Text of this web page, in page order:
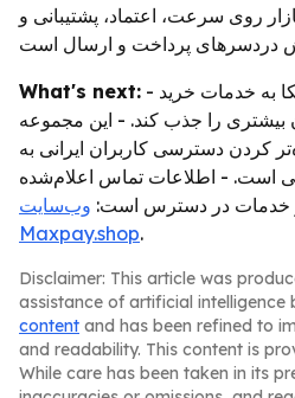
روی سرعت، اعتماد، پشتیبانی و
What's next: - مکس پیمنت انتظار دارد با اتکا به خدمات خرید
بیشتری را جذب کند. - این مجموعه
کردن دسترسی کاربران ایرانی به
است. - اطلاعات تماس اعلام‌شده
خدمات در دسترس است: وب‌سایت
Maxpay.shop.
Disclaimer: This article was
assistance of artificial intelligence
content and has been refined to
and readability. This content is
While care has been taken in its